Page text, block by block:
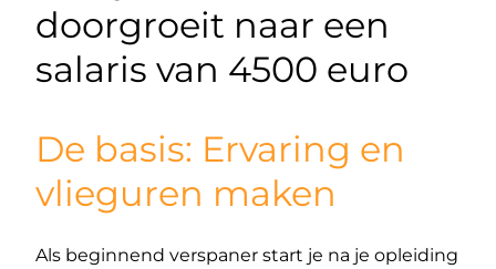
doorgroeit naar een
salaris van 4500 euro
De basis: Ervaring en
vlieguren maken
Als beginnend verspaner start je na je opleiding